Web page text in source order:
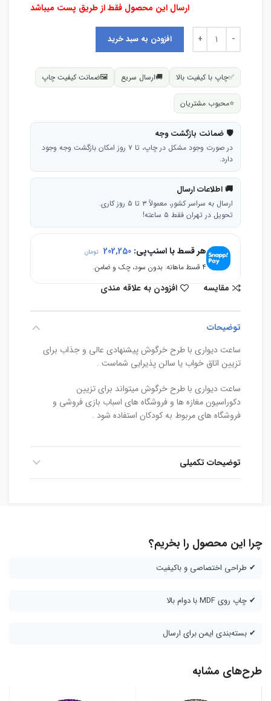
ارسال این محصول فقط از طریق پست میباشد
افزودن به سبد خرید
✅چاپ با کیفیت بالا 🚚ارسال سریع 🖼ضمانت کیفیت چاپ
⭐محبوب مشتریان
🛡 ضمانت بازگشت وجه
در صورت وجود مشکل در چاپ، تا ۷ روز امکان بازگشت وجه وجود
دارد.
🚚 اطلاعات ارسال
ارسال به سراسر کشور، معمولاً ۳ تا ۵ روز کاری.
تحویل در تهران فقط ۵ ساعته!
هر قسط با اسنپ‌پی: 202,250 تومان
۴ قسط ماهانه. بدون سود، چک و ضامن.
مقایسه افزودن به علاقه مندی
توضیحات
ساعت دیواری با طرح خرگوش پیشنهادی عالی و جذاب برای
تزیین اتاق خواب یا سالن پذیرایی شماست .
ساعت دیواری با طرح خرگوش میتواند برای تزیین
دکوراسیون مغازه ها و فروشگاه های اسباب بازی فروشی و
فروشگاه های مربوط به کودکان استفاده شود .
توضیحات تکمیلی
چرا این محصول را بخریم؟
✔ طراحی اختصاصی و باکیفیت
✔ چاپ روی MDF با دوام بالا
✔ بسته‌بندی ایمن برای ارسال
طرح‌های مشابه